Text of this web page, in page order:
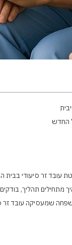
החדש
עובד זר סיעודי בבית
מתחילים תהליך,
שמעסיקה עובד זר